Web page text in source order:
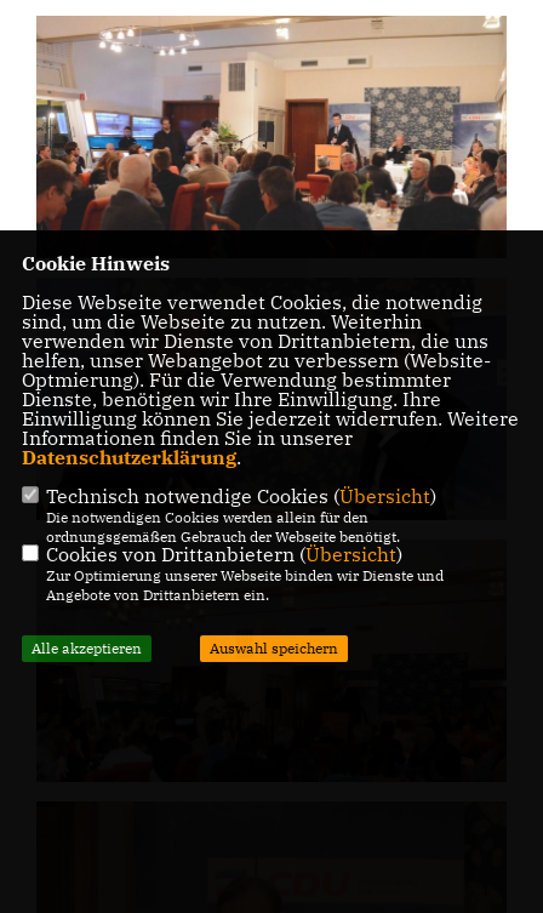
Cookie Hinweis
Diese Webseite verwendet Cookies, die notwendig
sind, um die Webseite zu nutzen. Weiterhin
verwenden wir Dienste von Drittanbietern, die uns
helfen, unser Webangebot zu verbessern (Website-
Optmierung). Für die Verwendung bestimmter
Dienste, benötigen wir Ihre Einwilligung. Ihre
Einwilligung können Sie jederzeit widerrufen. Weitere
Informationen finden Sie in unserer
Datenschutzerklärung.
Technisch notwendige Cookies (Übersicht)
Die notwendigen Cookies werden allein für den
ordnungsgemäßen Gebrauch der Webseite benötigt.
Cookies von Drittanbietern (Übersicht)
Zur Optimierung unserer Webseite binden wir Dienste und
Angebote von Drittanbietern ein.
Alle akzeptieren Auswahl speichern